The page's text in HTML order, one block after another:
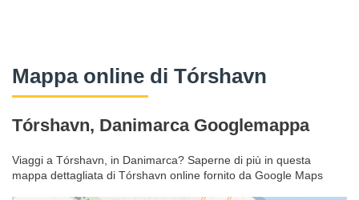
Mappa online di Tórshavn
Tórshavn, Danimarca Googlemappa
Viaggi a Tórshavn, in Danimarca? Saperne di più in questa
mappa dettagliata di Tórshavn online fornito da Google Maps